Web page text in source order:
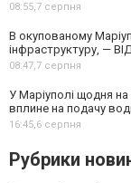
08:55,7 серпня
В окупованому
інфраструктуру, —
08:47,7 серпня
У Маріуполі щодня
вплине на подачу
16:45,6 серпня
Рубрики